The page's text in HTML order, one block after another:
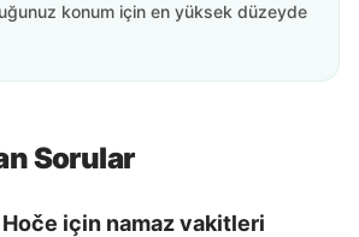
konum için en yüksek düzeyde
Sorular
için namaz vakitleri